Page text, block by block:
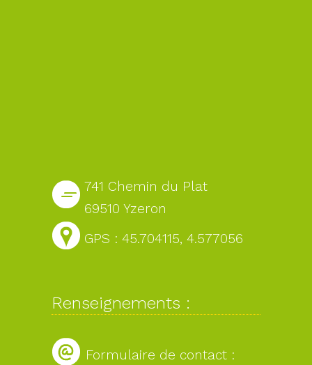
741 Chemin du Plat
69510 Yzeron
GPS : 45.704115, 4.577056
Renseignements :
Formulaire de contact :